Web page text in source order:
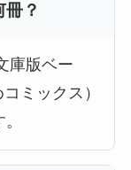
？
庫版ベー
ミックス）